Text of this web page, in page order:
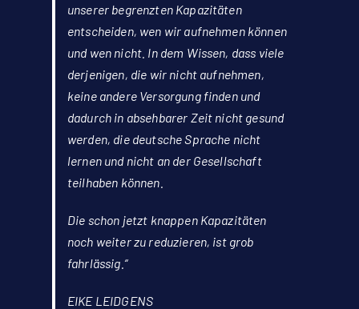
unserer begrenzten Kapazitäten
entscheiden, wen wir aufnehmen können
und wen nicht. In dem Wissen, dass viele
derjenigen, die wir nicht aufnehmen,
keine andere Versorgung finden und
dadurch in absehbarer Zeit nicht gesund
werden, die deutsche Sprache nicht
lernen und nicht an der Gesellschaft
teilhaben können.
Die schon jetzt knappen Kapazitäten
noch weiter zu reduzieren, ist grob
fahrlässig.“
EIKE LEIDGENS